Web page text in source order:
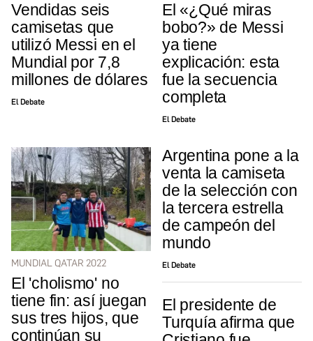
Vendidas seis
camisetas que
utilizó Messi en el
Mundial por 7,8
millones de dólares
El Debate
El «¿Qué miras
bobo?» de Messi
ya tiene
explicación: esta
fue la secuencia
completa
El Debate
MUNDIAL QATAR 2022
El 'cholismo' no
tiene fin: así juegan
sus tres hijos, que
continúan su
Argentina pone a la
venta la camiseta
de la selección con
la tercera estrella
de campeón del
mundo
El Debate
El presidente de
Turquía afirma que